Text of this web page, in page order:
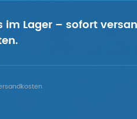
Lager – sofort